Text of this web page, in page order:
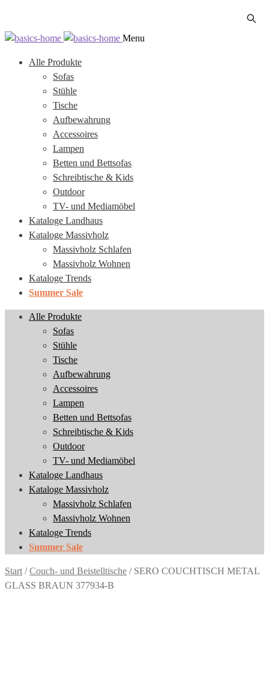
Zur
springen
Zum
springen
Menu
Alle Produkte
Sofas
Stühle
Tische
Aufbewahrung
Accessoires
Lampen
Betten und Bettsofas
Schreibtische & Kids
Outdoor
TV- und Mediamöbel
Kataloge Landhaus
Kataloge Massivholz
Massivholz Schlafen
Massivholz Wohnen
Kataloge Trends
Summer Sale
Alle Produkte
Sofas
Stühle
Tische
Aufbewahrung
Accessoires
Lampen
Betten und Bettsofas
Schreibtische & Kids
Outdoor
TV- und Mediamöbel
Kataloge Landhaus
Kataloge Massivholz
Massivholz Schlafen
Massivholz Wohnen
Kataloge Trends
Summer Sale
Start /Couch- und Beistelltische / SERO COUCHTISCH METAL
GLASS BRAUN 377934-B